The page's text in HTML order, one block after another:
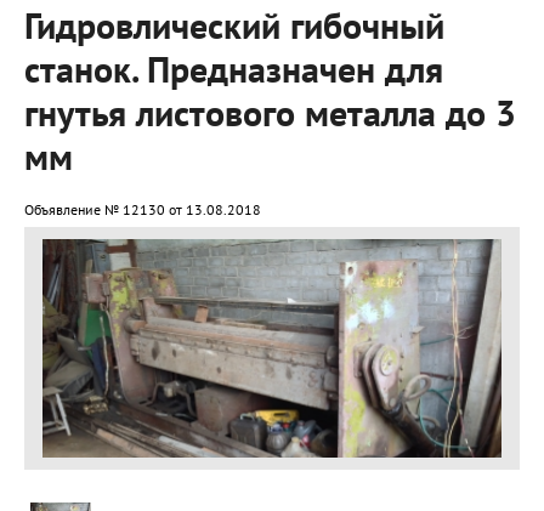
Гидровлический гибочный
станок. Предназначен для
гнутья листового металла до 3
мм
Объявление № 12130 от 13.08.2018